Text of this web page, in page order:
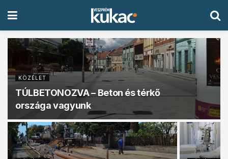
KÖZÉLET
TÚLBETONOZVA – Beton és térkő
országa vagyunk